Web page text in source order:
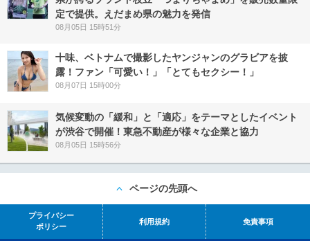
定で提供。えだまめ県の魅力を発信
08月05日 15時51分
十味、ベトナムで撮影したヤンジャンのグラビアを披
露！ファン「可愛い！」「とてもセクシー！」
08月07日 15時00分
気候変動の「緩和」と「適応」をテーマとしたイベント
が渋谷で開催！東急不動産が様々な企業と協力
08月05日 15時56分
ページの先頭へ
プライバシー
ポリシー
利用規約 免責事項